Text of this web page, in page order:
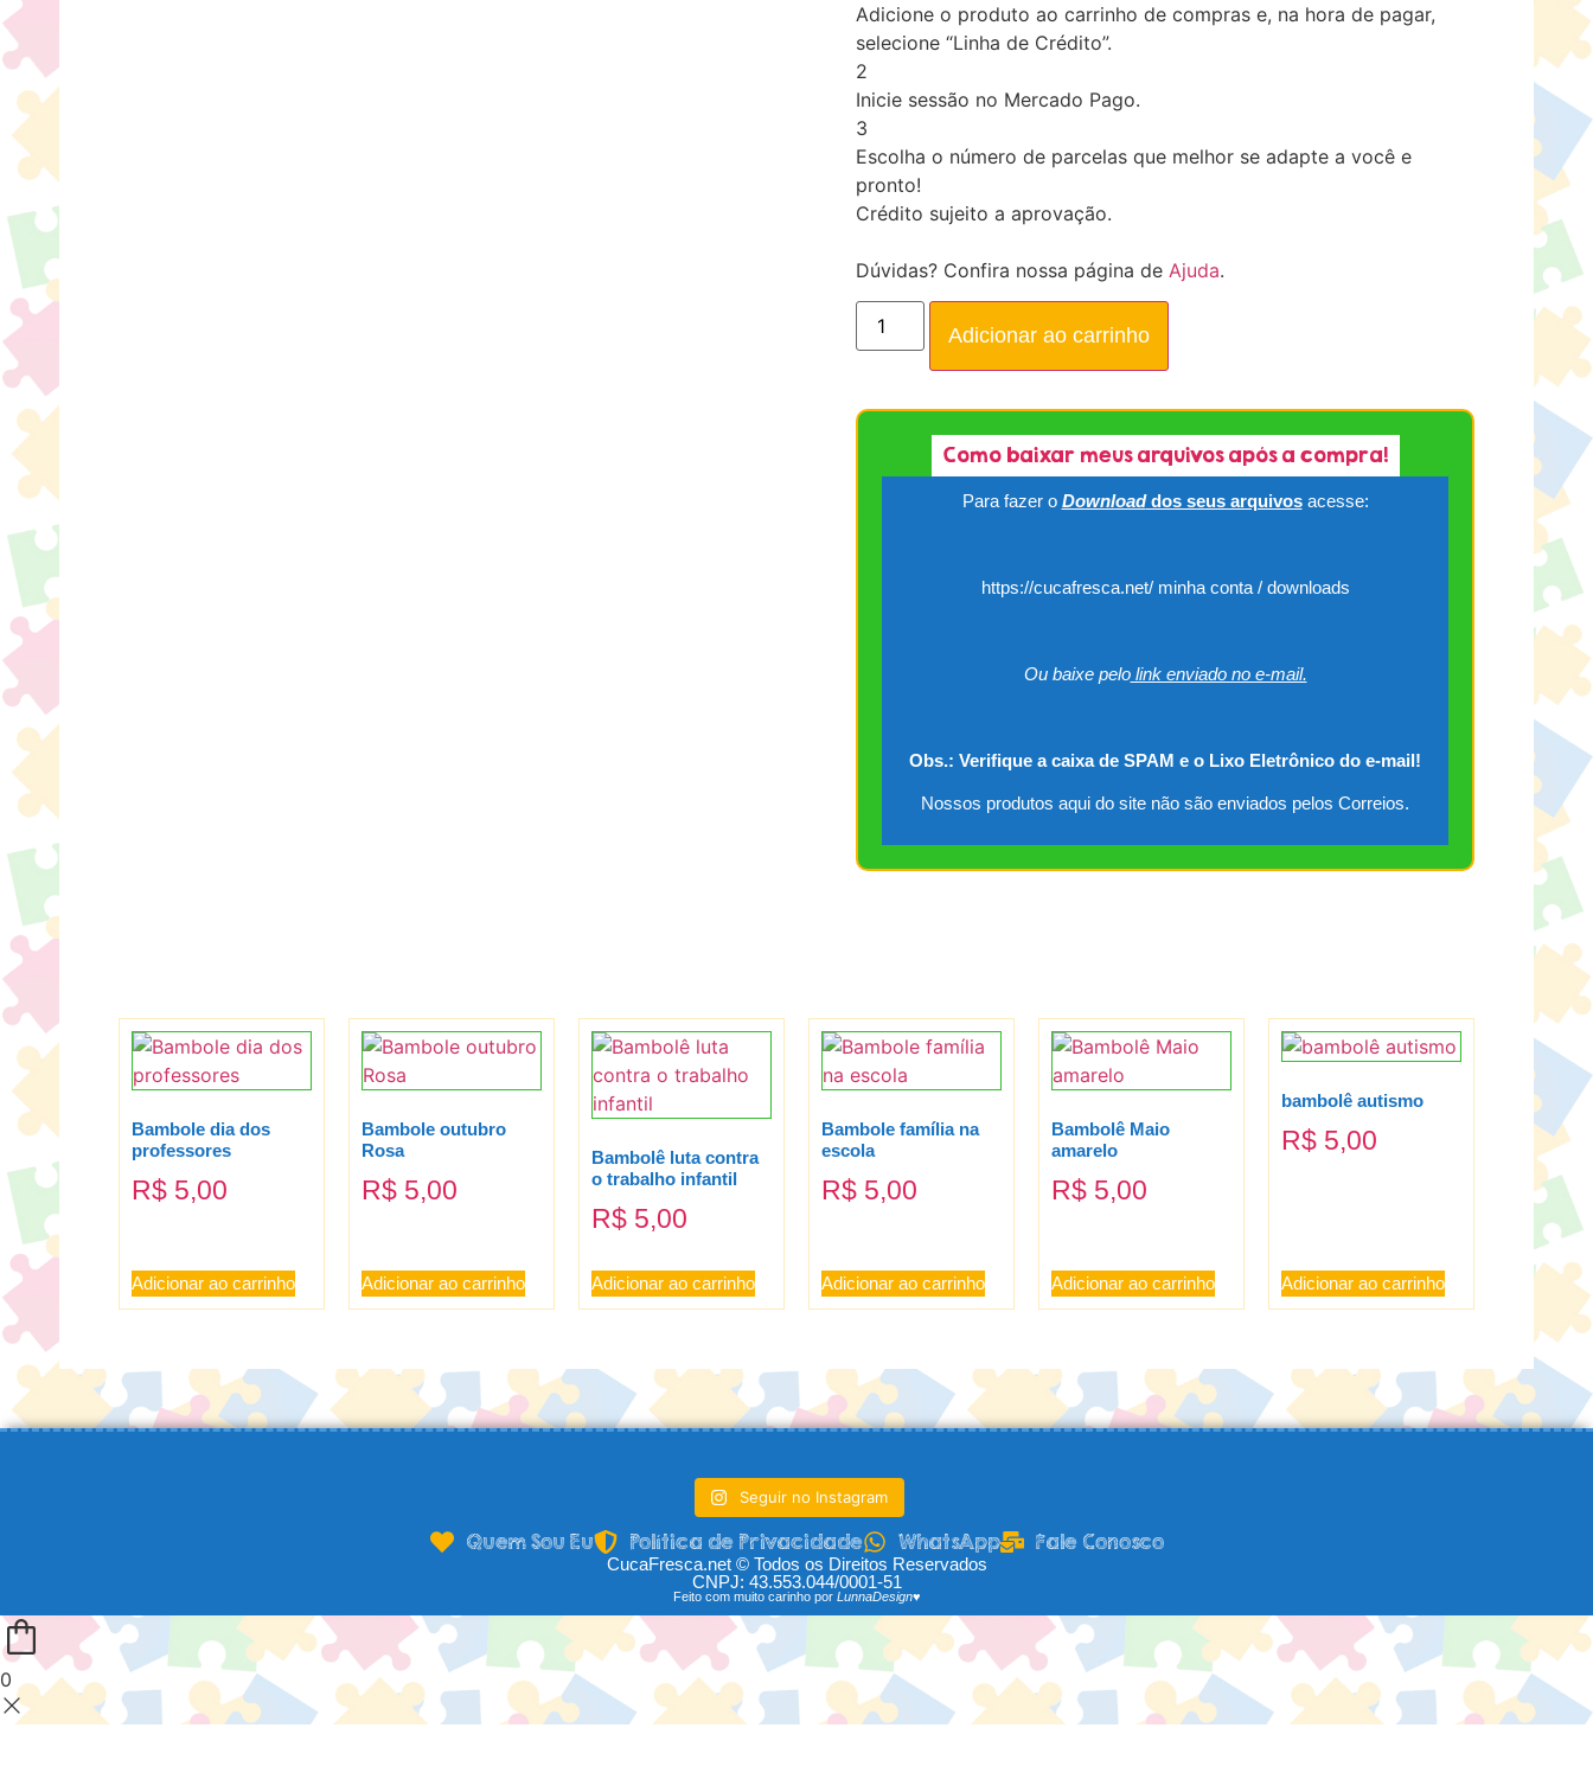
Adicione o produto ao carrinho de compras e, na hora de pagar,
selecione “Linha de Crédito”.
2
Inicie sessão no Mercado Pago.
3
Escolha o número de parcelas que melhor se adapte a você e
pronto!
Crédito sujeito a aprovação.
Dúvidas? Confira nossa página de Ajuda.
Adicionar ao carrinho
Como baixar meus arquivos após a compra!
Para fazer o Downloaddos seus arquivos acesse:
https://cucafresca.net/ minha conta / downloads
Ou baixe pelolink enviado no e-mail.
Obs.: Verifique a caixa de SPAM e o Lixo Eletrônico do e-mail!
Nossos produtos aqui do site não são enviados pelos Correios.
Bambole dia dos
professores
R$ 5,00
Adicionar ao carrinho
Bambole outubro
Rosa
R$ 5,00
Adicionar ao carrinho
Bambolê luta contra
o trabalho infantil
R$ 5,00
Adicionar ao carrinho
Bambole família na
escola
R$ 5,00
Adicionar ao carrinho
Bambolê Maio
amarelo
R$ 5,00
Adicionar ao carrinho
bambolê autismo
R$ 5,00
Adicionar ao carrinho
Seguir no Instagram
Quem Sou Eu Política de Privacidade WhatsApp Fale Conosco
CucaFresca.net © Todos os Direitos Reservados
CNPJ: 43.553.044/0001-51
Feito com muito carinho por LunnaDesign♥
0